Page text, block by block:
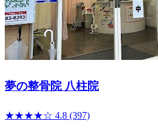
夢の整骨院 八柱院
★★★★☆ 4.8 (397)